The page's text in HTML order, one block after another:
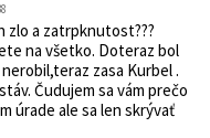
zlo a zatrpknutost???
na všetko. Doteraz bol
zasa Kurbel .
Čudujem sa vám prečo
úrade ale sa len skrývať